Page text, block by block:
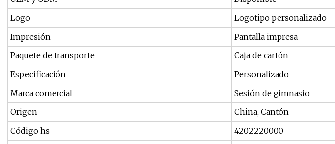
Logo
Logotipo personalizado
Impresión
Pantalla impresa
Paquete de transporte
Caja de cartón
Especificación
Personalizado
Marca comercial
Sesión de gimnasio
Origen
China, Cantón
Código hs
4202220000